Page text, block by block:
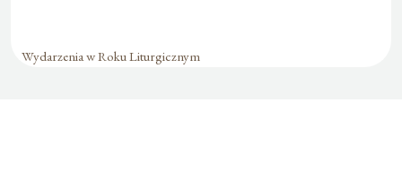
Wydarzenia w Roku Liturgicznym